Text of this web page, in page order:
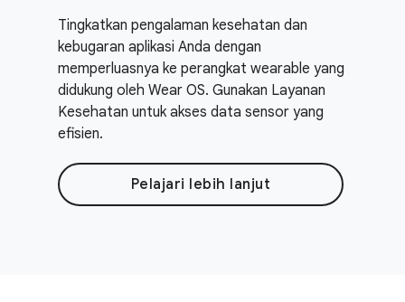
Tingkatkan pengalaman kesehatan dan
kebugaran aplikasi Anda dengan
memperluasnya ke perangkat wearable yang
didukung oleh Wear OS. Gunakan Layanan
Kesehatan untuk akses data sensor yang
efisien.
Pelajari lebih lanjut